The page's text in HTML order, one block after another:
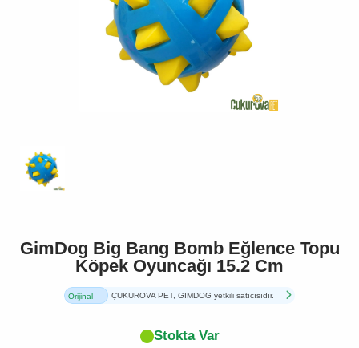
GimDog Big Bang Bomb Eğlence Topu
Köpek Oyuncağı 15.2 Cm
Orijinal
ÇUKUROVA PET, GIMDOG yetkili satıcısıdır.
Stokta Var